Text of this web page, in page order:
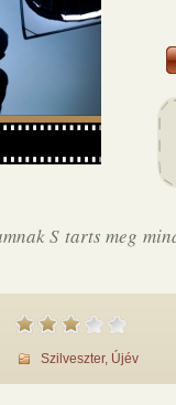
S tarts meg
Szilveszter, Újév